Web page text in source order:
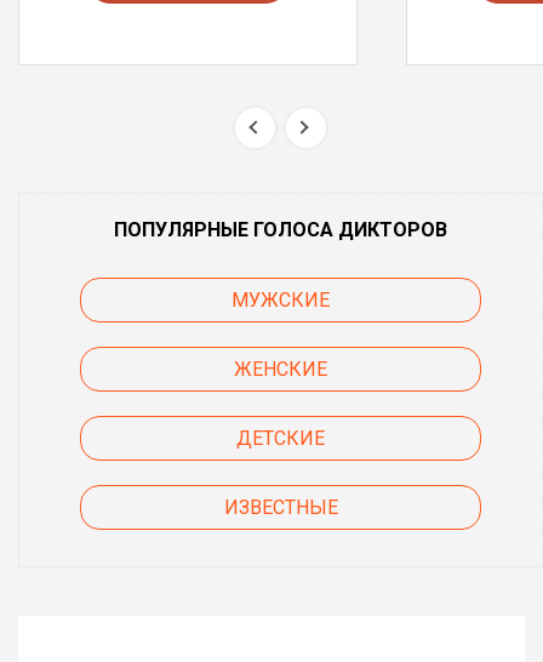
ПОПУЛЯРНЫЕ ГОЛОСА ДИКТОРОВ
МУЖСКИЕ
ЖЕНСКИЕ
ДЕТСКИЕ
ИЗВЕСТНЫЕ